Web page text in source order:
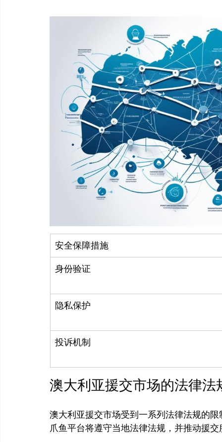
安全保障措施
身份验证
隐私保护
投诉机制
澳大利亚援交市场的法律法
澳大利亚援交市场受到一系列法律法规的